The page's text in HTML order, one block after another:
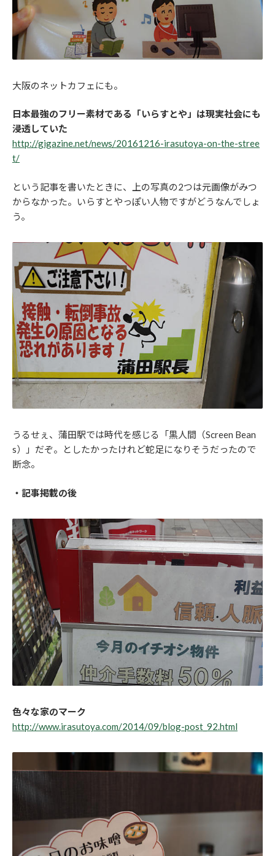
大阪のネットカフェにも。
日本最強のフリー素材である「いらすとや」は現実社会にも
浸透していた
http://gigazine.net/news/20161216-irasutoya-on-the-stree
t/
という記事を書いたときに、上の写真の2つは元画像がみつ
からなかった。いらすとやっぽい人物ですがどうなんでしょ
う。
うるせぇ、蒲田駅では時代を感じる「黒人間（Screen Bean
s）」だぞ。としたかったけれど蛇足になりそうだったので
断念。
・記事掲載の後
色々な家のマーク
http://www.irasutoya.com/2014/09/blog-post_92.html